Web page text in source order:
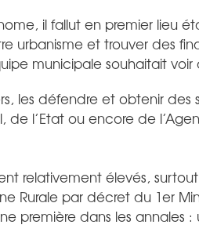
il fallut en premier lieu
urbanisme et trouver des
municipale souhaitait voir
les défendre et obtenir des
de l’Etat ou encore de
relativement élevés,
Rurale par décret du 1er
première dans les annales